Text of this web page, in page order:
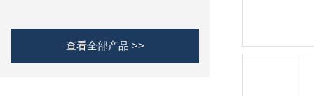
查看全部产品 >>